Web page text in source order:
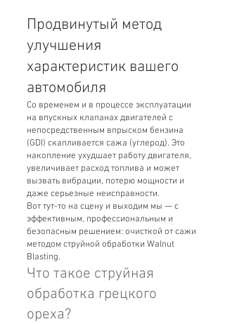
Продвинутый метод
улучшения
характеристик вашего
автомобиля
Со временем и в процессе эксплуатации
на впускных клапанах двигателей с
непосредственным впрыском бензина
(GDI) скапливается сажа (углерод). Это
накопление ухудшает работу двигателя,
увеличивает расход топлива и может
вызвать вибрации, потерю мощности и
даже серьезные неисправности.
Вот тут-то на сцену и выходим мы — с
эффективным, профессиональным и
безопасным решением: очисткой от сажи
методом струйной обработки Walnut
Blasting.
Что такое струйная
обработка грецкого
ореха?